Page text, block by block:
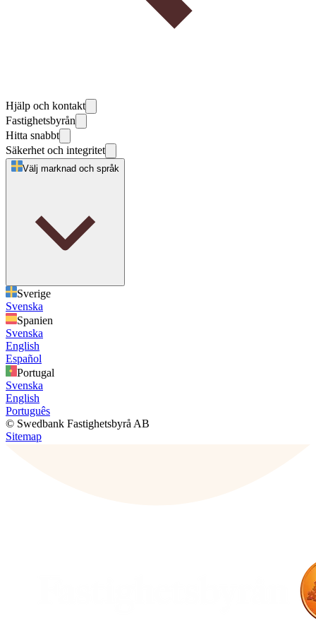
Hjälp och kontakt
Fastighetsbyrån
Hitta snabbt
Säkerhet och integritet
Välj marknad och språk
Sverige
Svenska
Spanien
Svenska
English
Español
Portugal
Svenska
English
Português
© Swedbank Fastighetsbyrå AB
Sitemap